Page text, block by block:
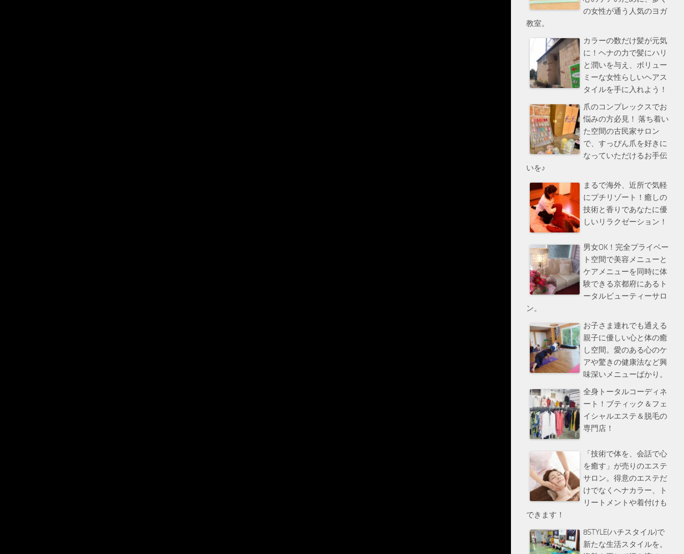
の女性が通う人気のヨガ
教室。
カラーの数だけ髪が元気
に！ヘナの力で髪にハリ
と潤いを与え、ボリュー
ミーな女性らしいヘアス
タイルを手に入れよう！
爪のコンプレックスでお
悩みの方必見！ 落ち着い
た空間の古民家サロン
で、すっぴん爪を好きに
なっていただけるお手伝
いを♪
まるで海外、近所で気軽
にプチリゾート！癒しの
技術と香りであなたに優
しいリラクゼーション！
男女OK！完全プライベー
ト空間で美容メニューと
ケアメニューを同時に体
験できる京都府にあるト
ータルビューティーサロ
ン。
お子さま連れでも通える
親子に優しい心と体の癒
し空間。愛のある心のケ
アや驚きの健康法など興
味深いメニューばかり。
全身トータルコーディネ
ート！ブティック＆フェ
イシャルエステ＆脱毛の
専門店！
「技術で体を、会話で心
を癒す」が売りのエステ
サロン。得意のエステだ
けでなくヘナカラー、ト
リートメントや着付けも
できます！
8STYLE(ハチスタイル)で
新たな生活スタイルを。